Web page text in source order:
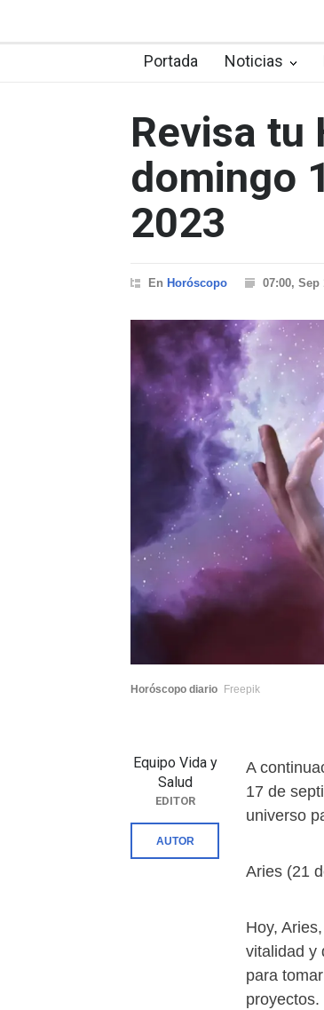
Portada Noticias
Revisa tu
domingo
2023
En Horóscopo 07:00, Sep
Horóscopo diario Freepik
A
17 de
universo
Aries (21
Hoy,
vitalidad y
para
Equipo Vida y
Salud
EDITOR
AUTOR